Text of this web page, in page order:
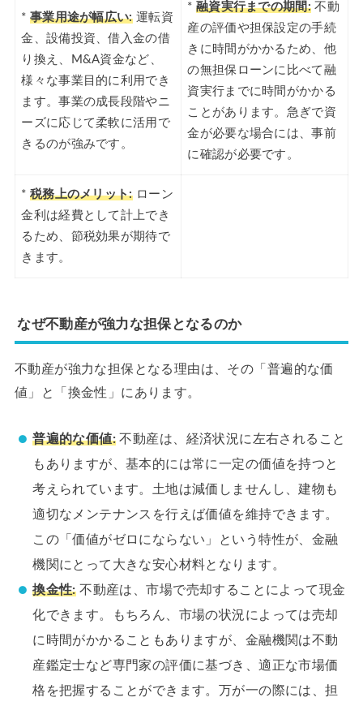
* 事業用途が幅広い:運転資
金、設備投資、借入金の借
り換え、M&A資金など、
様々な事業目的に利用でき
ます。事業の成長段階やニ
ーズに応じて柔軟に活用で
きるのが強みです。
* 融資実行までの期間:不動
産の評価や担保設定の手続
きに時間がかかるため、他
の無担保ローンに比べて融
資実行までに時間がかかる
ことがあります。急ぎで資
金が必要な場合には、事前
に確認が必要です。
* 税務上のメリット:ローン
金利は経費として計上でき
るため、節税効果が期待で
きます。
なぜ不動産が強力な担保となるのか
不動産が強力な担保となる理由は、その「普遍的な価
値」と「換金性」にあります。
普遍的な価値: 不動産は、経済状況に左右されること
もありますが、基本的には常に一定の価値を持つと
考えられています。土地は減価しませんし、建物も
適切なメンテナンスを行えば価値を維持できます。
この「価値がゼロにならない」という特性が、金融
機関にとって大きな安心材料となります。
換金性:不動産は、市場で売却することによって現金
化できます。もちろん、市場の状況によっては売却
に時間がかかることもありますが、金融機関は不動
産鑑定士など専門家の評価に基づき、適正な市場価
格を把握することができます。万が一の際には、担